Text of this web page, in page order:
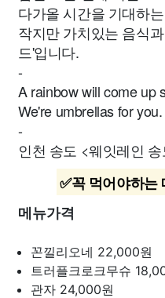
다가올 시간을 기대하
작지만 가치있는 음식
드'입니다.
-
A rainbow will come up
We're umbrellas for
-
인천 송도 <웨잇레인
✅꼭 먹어야하
메뉴가격
꼰낄리오네 22,000원
트러플크로크무슈
관자 24,000원